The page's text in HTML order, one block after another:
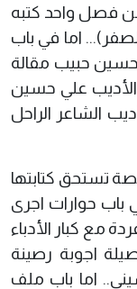
فصل واحد كتبه
اما في باب
حبيب مقالة
علي حسين
الشاعر الراحل
تستحق كتابتها
باب حوارات اجرى
مع كبار الأدباء
اجوبة رصينة
اما باب ملف